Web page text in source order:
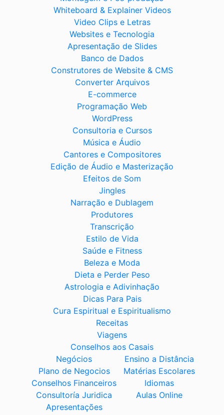
Whiteboard & Explainer Videos
Video Clips e Letras
Websites e Tecnologia
Apresentação de Slides
Banco de Dados
Construtores de Website & CMS
Converter Arquivos
E-commerce
Programação Web
WordPress
Consultoria e Cursos
Música e Áudio
Cantores e Compositores
Edição de Áudio e Masterização
Efeitos de Som
Jingles
Narração e Dublagem
Produtores
Transcrição
Estilo de Vida
Saúde e Fitness
Beleza e Moda
Dieta e Perder Peso
Astrologia e Adivinhação
Dicas Para Pais
Cura Espiritual e Espiritualismo
Receitas
Viagens
Conselhos aos Casais
Negócios
Plano de Negocios
Conselhos Financeiros
Consultoría Juridica
Apresentações
Ensino a Distância
Matérias Escolares
Idiomas
Aulas Online